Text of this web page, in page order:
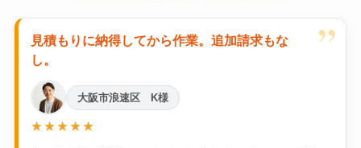
”
見積もりに納得してから作業。追加請求もな
し。
大阪市浪速区 K様
★★★★★